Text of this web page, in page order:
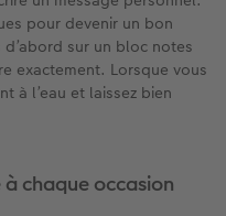
pour devenir un bon
sur un bloc notes
exactement. Lorsque vous
à l’eau et laissez bien
chaque occasion